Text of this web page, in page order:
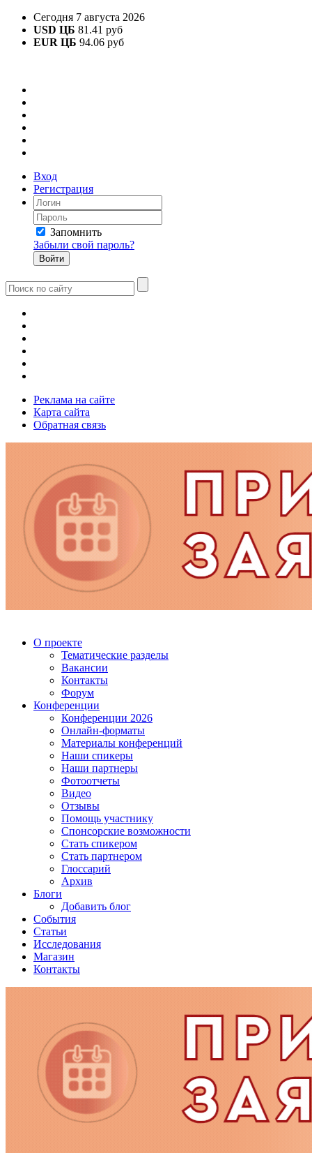
Сегодня 7 августа 2026
USD ЦБ 81.41 руб
EUR ЦБ 94.06 руб
Вход
Регистрация
Запомнить
Забыли свой пароль?
Реклама на сайте
Карта сайта
Обратная связь
О проекте
Тематические разделы
Вакансии
Контакты
Форум
Конференции
Конференции 2026
Онлайн-форматы
Материалы конференций
Наши спикеры
Наши партнеры
Фотоотчеты
Видео
Отзывы
Помощь участнику
Спонсорские возможности
Стать спикером
Стать партнером
Глоссарий
Архив
Блоги
Добавить блог
События
Статьи
Исследования
Магазин
Контакты